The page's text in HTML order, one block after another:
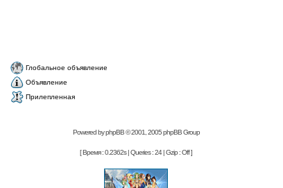
Глобальное объявление
Объявление
Прилепленная
Powered byphpBB© 2001, 2005 phpBB Group
[ Время : 0.2362s | Queries : 24 | Gzip : Off ]